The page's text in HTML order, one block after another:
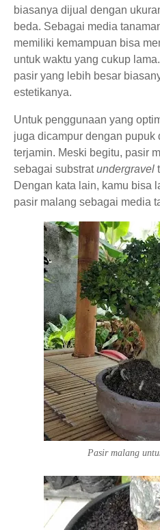
biasanya dijual dengan
beda. Sebagai media
memiliki kemampuan bisa
untuk waktu yang cukup
pasir yang lebih besar
estetikanya.
Untuk penggunaan yang
juga dicampur dengan pupuk
terjamin. Meski begitu, pasir
sebagai substratundergravel
Dengan kata lain, kamu bisa
pasir malang sebagai media
Pasir malang